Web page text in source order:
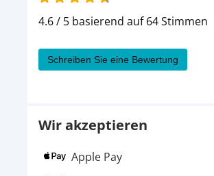
4.6 / 5 basierend auf 64 Stimmen
Schreiben Sie eine Bewertung
Wir akzeptieren
Apple Pay